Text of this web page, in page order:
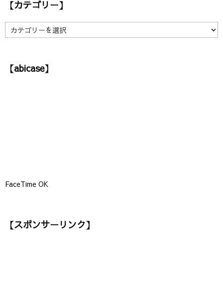
イ【カテゴリー】
【
カ
リ【abicase】
FaceTime OK
【スポンサーリンク】